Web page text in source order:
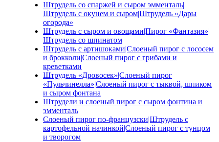
Штрудель со спаржей и сыром эмменталь|
Штрудель с окунем и сыром|Штрудель «Дары
огорода»
Штрудель с сыром и овощами|Пирог «Фантазия»|
Штрудель со шпинатом
Штрудель с артишоками|Слоеный пирог с лососем
и брокколи|Слоеный пирог с грибами и
креветками
Штрудель «Дровосек»|Слоеный пирог
«Пульчинелла»|Слоеный пирог с тыквой, шпиком
и сыром фонтана
Штрудели и слоеный пирог с сыром фонтина и
эмменталь
Слоеный пирог по-французски|Штрудель с
картофельной начинкой|Слоеный пирог с тунцом
и творогом